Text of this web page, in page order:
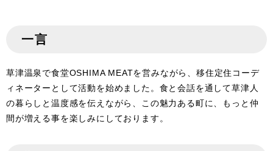
一言
草津温泉で食堂OSHIMA MEATを営みながら、移住定住コーデ
ィネーターとして活動を始めました。食と会話を通して草津人
の暮らしと温度感を伝えながら、この魅力ある町に、もっと仲
間が増える事を楽しみにしております。